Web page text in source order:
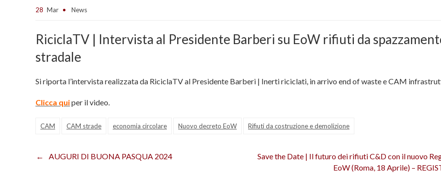
28 Mar News
RiciclaTV | Intervista al Presidente Barberi su EoW rifiuti da
stradale
Si riporta l’intervista realizzata da RiciclaTV al Presidente Barberi | Inerti riciclati, in arrivo end of waste e CAM
Clicca quiper il video.
CAM CAM strade economia circolare Nuovo decreto EoW Rifiuti da costruzione e demolizione
Navigazione
AUGURI DI BUONA PASQUA 2024
Save the Date | Il futuro dei rifiuti C&D con il nuovo
EoW (Roma, 18 Aprile) –